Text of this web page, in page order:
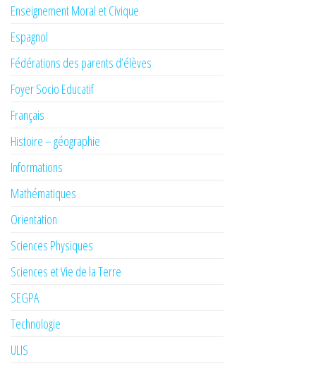
Enseignement Moral et Civique
Espagnol
Fédérations des parents d’élèves
Foyer Socio Educatif
Français
Histoire – géographie
Informations
Mathématiques
Orientation
Sciences Physiques
Sciences et Vie de la Terre
SEGPA
Technologie
ULIS